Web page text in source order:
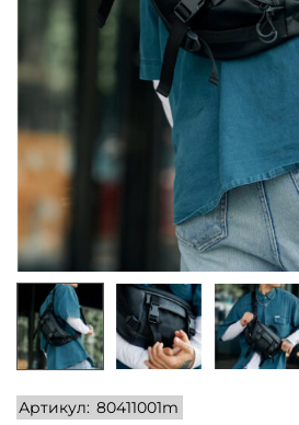
и
и
м
о
Артикул: 80411001m